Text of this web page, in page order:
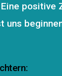
positive
uns